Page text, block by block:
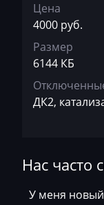
BAW
Belgee
Bell
Bentley
Bomag
Brilliance
Delphi MT80.1
Delphi
Siemens
Siemens
Siemens
Цена
4000 руб.
Размер
6144 КБ
ДК2,
Нас часто
У меня новый